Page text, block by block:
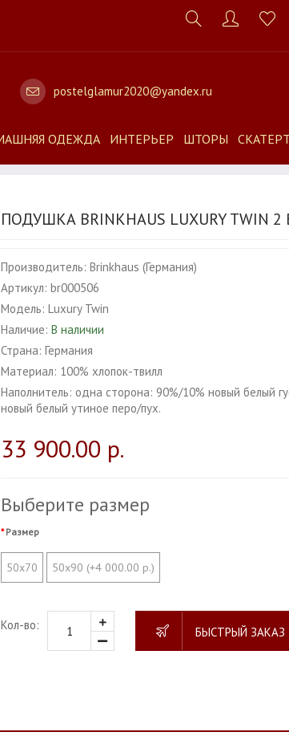
postelglamur2020@yandex.ru
ОДЕЖДА ИНТЕРЬЕР ШТОРЫ
ПОДУШКА BRINKHAUS LUXURY TWIN
Производитель: Brinkhaus (Германия)
Артикул: br000506
Модель: Luxury Twin
Наличие: В наличии
Страна: Германия
Материал: 100% хлопок-твилл
Наполнитель: одна сторона: 90%/10% новый белый
новый белый утиное перо/пух.
33 900.00 р.
Выберите размер
Размер
50x70 50x90 (+4 000.00 р.)
Кол-во: БЫСТРЫЙ ЗАКАЗ